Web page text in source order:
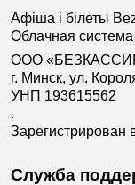
Афіша і білеты
Облачная
ООО
г. Минск, ул.
УНП 193615562
.
Зарегистрирован
Служба